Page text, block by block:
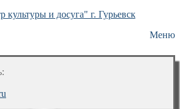
и досуга" г. Гурьевск
Меню